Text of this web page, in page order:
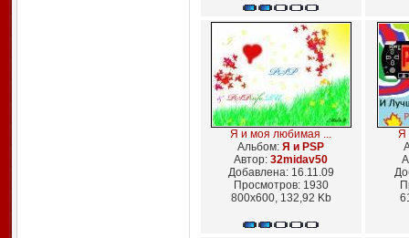
Я и моя любимая ...
Альбом: Я и PSP
Автор: 32midav50
Добавлена: 16.11.09
Просмотров: 1930
800x600, 132,92 Kb
Я